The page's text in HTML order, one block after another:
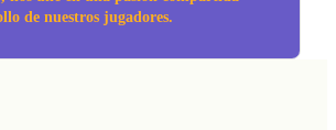
de nuestros jugadores.